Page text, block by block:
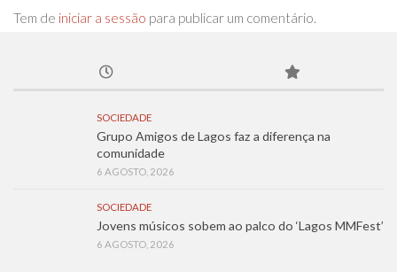
Tem de iniciar a sessão para publicar um comentário.
SOCIEDADE
Grupo Amigos de Lagos faz a diferença na
comunidade
6 AGOSTO, 2026
SOCIEDADE
Jovens músicos sobem ao palco do ‘Lagos MMFest’
6 AGOSTO, 2026